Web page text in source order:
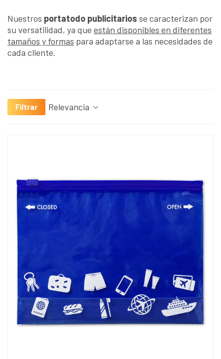
Nuestros portatodo publicitarios se caracterizan por
su versatilidad, ya que están disponibles en diferentes
tamaños y formas para adaptarse a las necesidades de
cada cliente.
Filtrar Relevancia